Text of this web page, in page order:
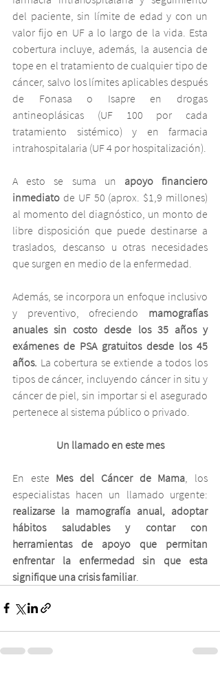
del paciente, sin límite de edad y con un
valor fijo en UF a lo largo de la vida. Esta
cobertura incluye, además, la ausencia de
tope en el tratamiento de cualquier tipo de
cáncer, salvo los límites aplicables después
de Fonasa o Isapre en drogas
antineoplásicas (UF 100 por cada
tratamiento sistémico) y en farmacia
intrahospitalaria (UF 4 por hospitalización).
A esto se suma un apoyo financiero
inmediato de UF 50 (aprox. $1,9 millones)
al momento del diagnóstico, un monto de
libre disposición que puede destinarse a
traslados, descanso u otras necesidades
que surgen en medio de la enfermedad.
Además, se incorpora un enfoque inclusivo
y preventivo, ofreciendo mamografías
anuales sin costo desde los 35 años y
exámenes de PSA gratuitos desde los 45
años. La cobertura se extiende a todos los
tipos de cáncer, incluyendo cáncer in situ y
cáncer de piel, sin importar si el asegurado
pertenece al sistema público o privado.
Un llamado en este mes
En este Mes del Cáncer de Mama , los
realizarse la mamografía anual, adoptar
hábitos saludables y contar con
herramientas de apoyo que permitan
enfrentar la enfermedad sin que esta
signifique una crisis familiar